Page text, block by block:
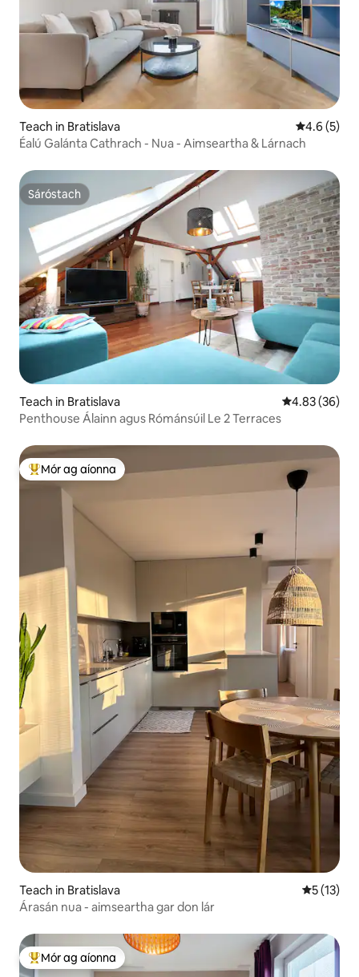
Teach in Bratislava Meánrátáil
4.6 (5)
Éalú Galánta Cathrach - Nua - Aimseartha & Lárnach
Sáróstach
Sáróstach
Teach in Bratislava Meánrátáil
4.83 (36)
Penthouse Álainn agus Rómánsúil Le 2 Terraces
An-mhór ag aíonna
Mór ag aíonna
Teach in Bratislava
5 (13)
Árasán nua - aimseartha gar don lár
An-mhór ag aíonna
Mór ag aíonna